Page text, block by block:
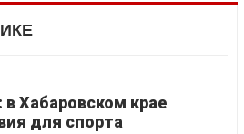
Хабаровском крае
для спорта